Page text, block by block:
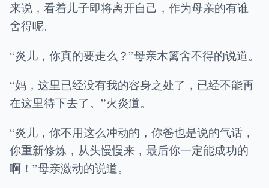
来说，看着儿子即将离开自己，作为母亲的有谁
舍得呢。
“炎儿，你真的要走么？”母亲木篱舍不得的说道。
“妈，这里已经没有我的容身之处了，已经不能再
在这里待下去了。”火炎道。
“炎儿，你不用这么冲动的，你爸也是说的气话，
你重新修炼，从头慢慢来，最后你一定能成功的
啊！”母亲激动的说道。